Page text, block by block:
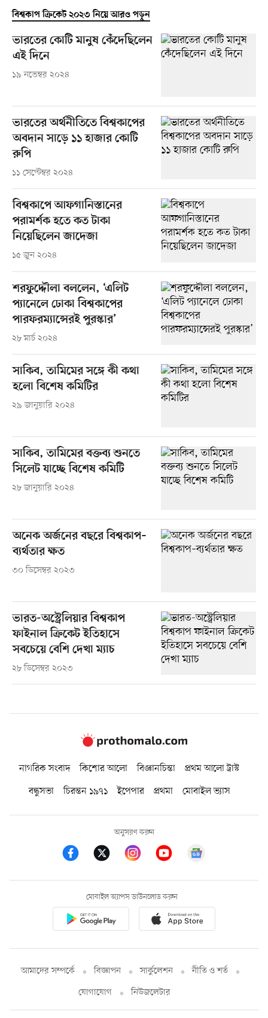
বিশ্বকাপ ক্রিকেট ২০২৩ নিয়ে আরও পড়ুন
ভারতের কোটি মানুষ কেঁদেছিলেন
এই দিনে
১৯ নভেম্বর ২০২৪
ভারতের অর্থনীতিতে বিশ্বকাপের
অবদান সাড়ে ১১ হাজার কোটি
রুপি
১১ সেপ্টেম্বর ২০২৪
বিশ্বকাপে আফগানিস্তানের
পরামর্শক হতে কত টাকা
নিয়েছিলেন জাদেজা
১৫ জুন ২০২৪
শরফুদ্দৌলা বললেন, ‘এলিট
প্যানেলে ঢোকা বিশ্বকাপের
পারফরম্যান্সেরই পুরস্কার’
২৮ মার্চ ২০২৪
সাকিব, তামিমের সঙ্গে কী কথা
হলো বিশেষ কমিটির
২৯ জানুয়ারি ২০২৪
সাকিব, তামিমের বক্তব্য শুনতে
সিলেট যাচ্ছে বিশেষ কমিটি
২৮ জানুয়ারি ২০২৪
অনেক অর্জনের বছরে বিশ্বকাপ–
ব্যর্থতার ক্ষত
৩০ ডিসেম্বর ২০২৩
ভারত-অস্ট্রেলিয়ার বিশ্বকাপ
ফাইনাল ক্রিকেট ইতিহাসে
সবচেয়ে বেশি দেখা ম্যাচ
২৮ ডিসেম্বর ২০২৩
নাগরিক সংবাদ কিশোর আলো বিজ্ঞানচিন্তা
প্রথম আলো ট্রাস্ট
বন্ধুসভা
চিরন্তন ১৯৭১ ইপেপার প্রথমা মোবাইল ভ্যাস
অনুসরণ করুন
মোবাইল অ্যাপস ডাউনলোড করুন
আমাদের সম্পর্কে বিজ্ঞাপন সার্কুলেশন
নীতি ও শর্ত
যোগাযোগ
নিউজলেটার